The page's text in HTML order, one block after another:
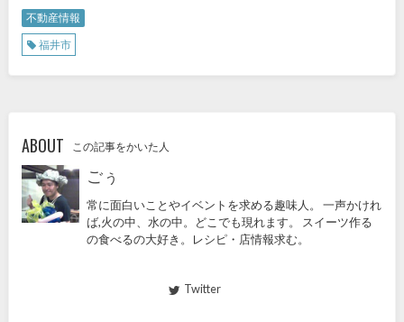
不動産情報
福井市
ABOUT この記事をかいた人
ごぅ
常に面白いことやイベントを求める趣味人。 一声かけれ
ば,火の中、水の中。どこでも現れます。 スイーツ作る
の食べるの大好き。レシピ・店情報求む。
Twitter